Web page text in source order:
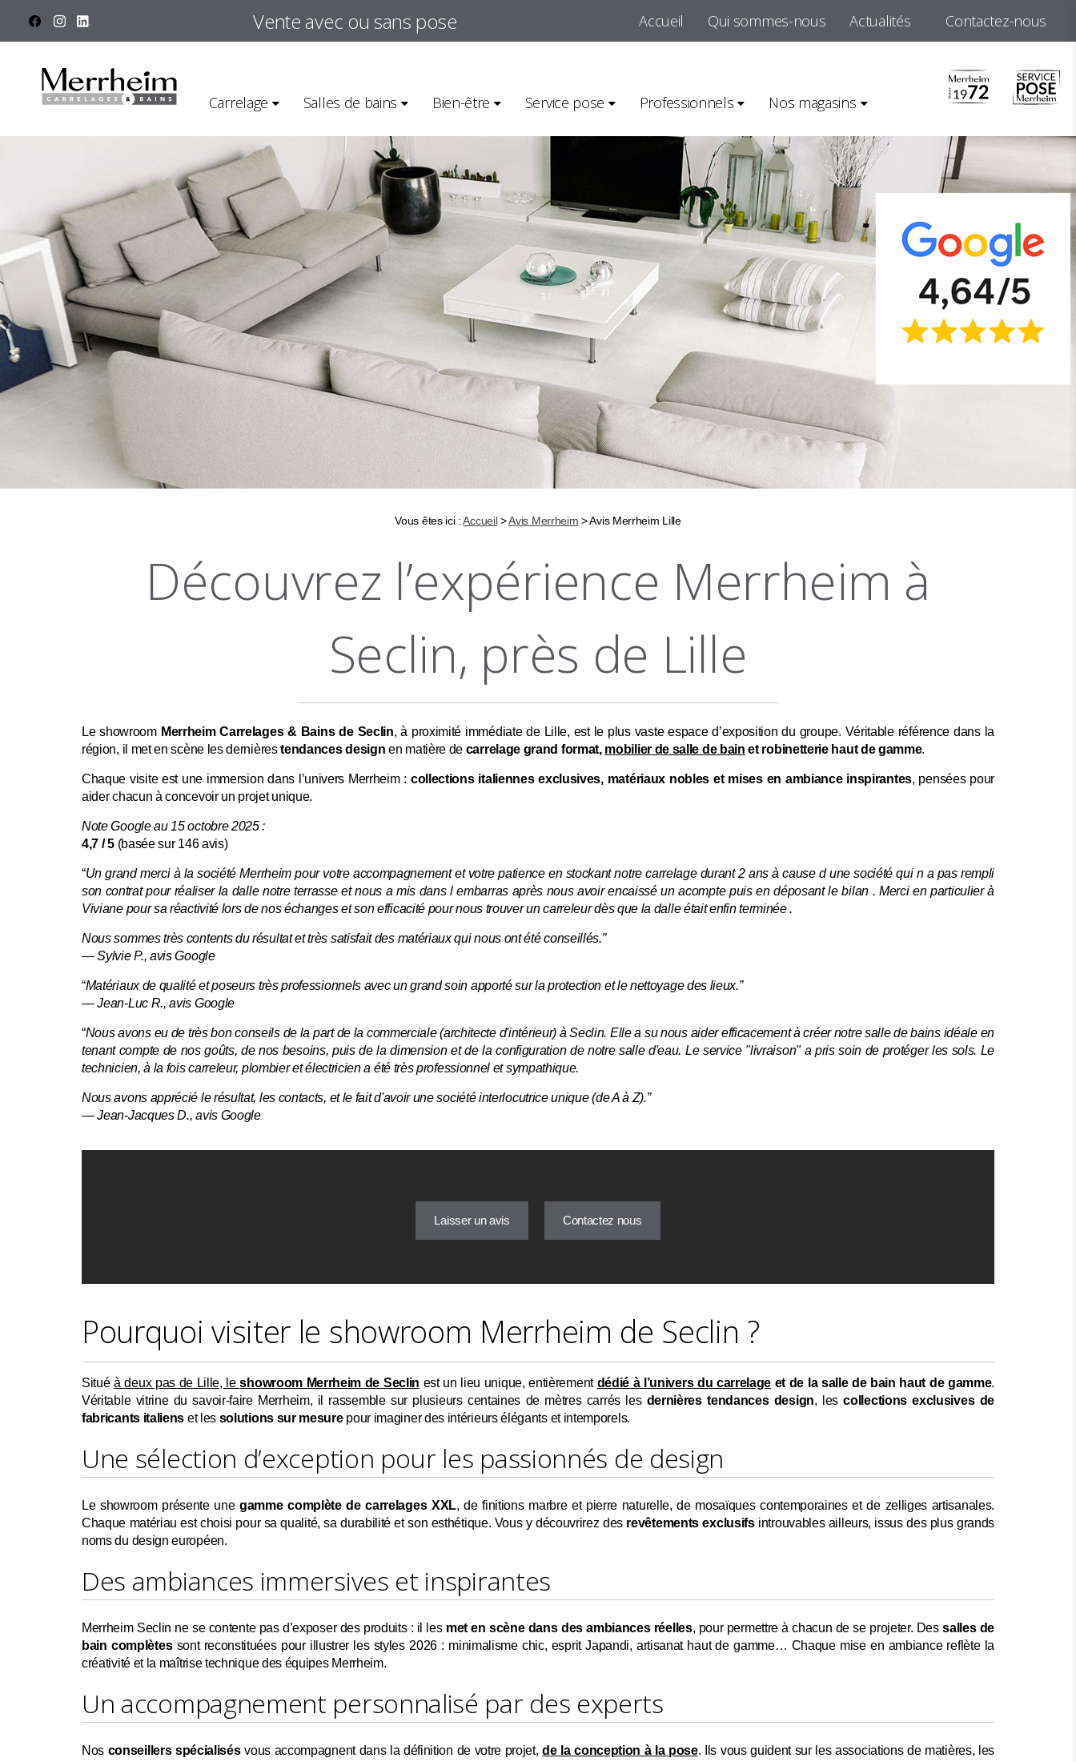
Vente avec ou sans pose Accueil Qui sommes-nous Actualités Contactez-nous
Carrelage Salles de bains Bien-être Service pose Professionnels Nos magasins
Vous êtes ici : Accueil>Avis Merrheim > Avis Merrheim Lille
Découvrez l’expérience Merrheim à
Seclin, près de Lille
Le showroom Merrheim Carrelages & Bains de Seclin, à proximité immédiate de Lille, est le plus vaste espace d’exposition du groupe. Véritable référence dans la
région, il met en scène les dernièrestendances design en matière de carrelage grand format, mobilier de salle de bain et robinetterie haut de gamme.
Chaque visite est une immersion dans l’univers Merrheim : collections italiennes exclusives, matériaux nobles et mises en ambiance inspirantes, pensées pour
aider chacun à concevoir un projet unique.
Note Google au 15 octobre 2025 :
4,7 / 5(basée sur 146 avis)
“Un grand merci à la société Merrheim pour votre accompagnement et votre patience en stockant notre carrelage durant 2 ans à cause d une société qui n a pas rempli
son contrat pour réaliser la dalle notre terrasse et nous a mis dans l embarras après nous avoir encaissé un acompte puis en déposant le bilan . Merci en particulier à
Viviane pour sa réactivité lors de nos échanges et son efficacité pour nous trouver un carreleur dès que la dalle était enfin terminée .
Nous sommes très contents du résultat et très satisfait des matériaux qui nous ont été conseillés.”
—Sylvie P., avis Google
“Matériaux de qualité et poseurs très professionnels avec un grand soin apporté sur la protection et le nettoyage des lieux.”
—Jean-Luc R., avis Google
“Nous avons eu de très bon conseils de la part de la commerciale (architecte d'intérieur) à Seclin. Elle a su nous aider efficacement à créer notre salle de bains idéale en
tenant compte de nos goûts, de nos besoins, puis de la dimension et de la configuration de notre salle d'eau. Le service "livraison" a pris soin de protéger les sols. Le
technicien, à la fois carreleur, plombier et électricien a été très professionnel et sympathique.
Nous avons apprécié le résultat, les contacts, et le fait d'avoir une société interlocutrice unique (de A à Z).”
—Jean-Jacques D., avis Google
Laisser un avis Contactez nous
Pourquoi visiter le showroom Merrheim de Seclin ?
Situéà deux pas de Lille, leshowroom Merrheim de Seclin est un lieu unique, entièrement dédié à l’univers du carrelage et de la salle de bain haut de gamme.
Véritable vitrine du savoir-faire Merrheim, il rassemble sur plusieurs centaines de mètres carrés les dernières tendances design, lescollections exclusives de
fabricants italiens et les solutions sur mesurepour imaginer des intérieurs élégants et intemporels.
Une sélection d’exception pour les passionnés de design
Le showroom présente unegamme complète de carrelages XXL, de finitions marbre et pierre naturelle, de mosaïques contemporaines et de zelliges artisanales.
Chaque matériau est choisi pour sa qualité, sa durabilité et son esthétique. Vous y découvrirez des revêtements exclusifsintrouvables ailleurs, issus des plus grands
noms du design européen.
Des ambiances immersives et inspirantes
Merrheim Seclin ne se contente pas d’exposer des produits : il les met en scène dans des ambiances réelles, pour permettre à chacun de se projeter. Dessalles de
bain complètessont reconstituées pour illustrer les styles 2026 : minimalisme chic, esprit Japandi, artisanat haut de gamme… Chaque mise en ambiance reflète la
créativité et la maîtrise technique des équipes Merrheim.
Un accompagnement personnalisé par des experts
Nos conseillers spécialisésvous accompagnent dans la définition de votre projet,de la conception à la pose. Ils vous guident sur les associations de matières, les